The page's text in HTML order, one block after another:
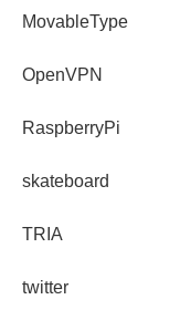
MovableType
OpenVPN
RaspberryPi
skateboard
TRIA
twitter